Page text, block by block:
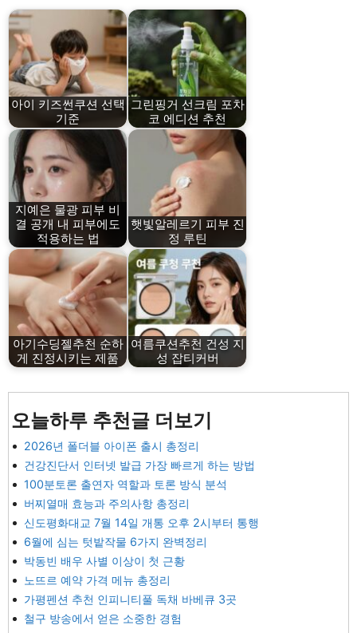
아이 키즈썬쿠션 선택
기준
그린핑거 선크림 포차
코 에디션 추천
지예은 물광 피부 비
결 공개 내 피부에도
적용하는 법
햇빛알레르기 피부 진
정 루틴
아기수딩젤추천 순하
게 진정시키는 제품
여름쿠션추천 건성 지
성 잡티커버
오늘하루 추천글 더보기
2026년 폴더블 아이폰 출시 총정리
건강진단서 인터넷 발급 가장 빠르게 하는 방법
100분토론 출연자 역할과 토론 방식 분석
버찌열매 효능과 주의사항 총정리
신도평화대교 7월 14일 개통 오후 2시부터 통행
6월에 심는 텃밭작물 6가지 완벽정리
박동빈 배우 사별 이상이 첫 근황
노뜨르 예약 가격 메뉴 총정리
가평펜션 추천 인피니티풀 독채 바베큐 3곳
철구 방송에서 얻은 소중한 경험